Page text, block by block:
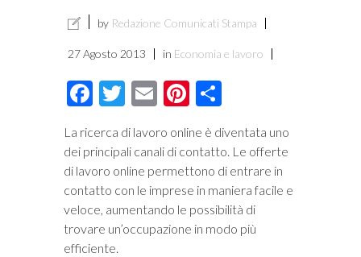
by Redazione Comunicati Stampa
27 Agosto 2013 in Economia e lavoro
Facebook
Twitter
EmailPinterest
La ricerca di lavoro online è diventata uno
dei principali canali di contatto. Le offerte
di lavoro online permettono di entrare in
contatto con le imprese in maniera facile e
veloce, aumentando le possibilità di
trovare un’occupazione in modo più
efficiente.